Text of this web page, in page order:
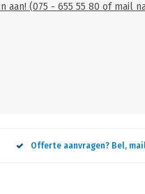
aan! (075 - 655 55 80 of mail
Offerte aanvragen? Bel,